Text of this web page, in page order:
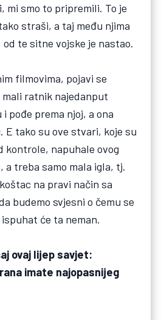
mi smo to pripremili. To je
straši, a taj među njima
od te sitne vojske je nastao.
filmovima, pojavi se
mali ratnik najedanput
pođe prema njoj, a ona
E tako su ove stvari, koje su
kontrole, napuhale ovog
a treba samo mala igla, tj.
na pravi način sa
budemo svjesni o čemu se
će ta neman.
ovaj lijep savjet:
imate najopasnijeg